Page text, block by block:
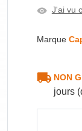
J'ai vu
Marque
NON
jours